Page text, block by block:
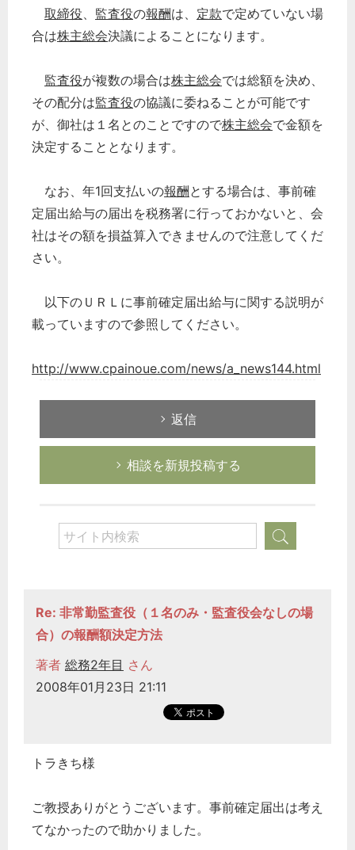
取締役、 監査役の報酬は、 定款で定めていない場
合は株主総会決議によることになります。
監査役が複数の場合は株主総会では総額を決め、
その配分は監査役の協議に委ねることが可能です
が、御社は１名とのことですので株主総会で金額を
決定することとなります。
なお、年1回支払いの報酬とする場合は、事前確
定届出給与の届出を税務署に行っておかないと、会
社はその額を損益算入できませんので注意してくだ
さい。
以下のＵＲＬに事前確定届出給与に関する説明が
載っていますので参照してください。
http://www.cpainoue.com/news/a_news144.html
返信
相談を新規投稿する
Re: 非常勤監査役（１名のみ・監査役会なしの場
合）の報酬額決定方法
著者 総務2年目 さん
2008年01月23日 21:11
トラきち様
ご教授ありがとうございます。事前確定届出は考え
てなかったので助かりました。